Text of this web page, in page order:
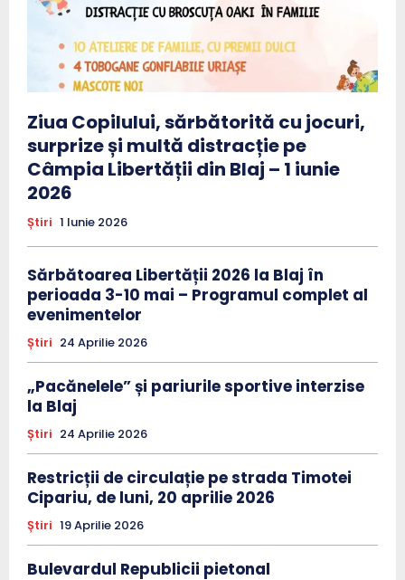
Ziua Copilului, sărbătorită cu jocuri,
surprize și multă distracție pe
Câmpia Libertății din Blaj – 1 iunie
2026
Știri 1 Iunie 2026
Sărbătoarea Libertății 2026 la Blaj în
perioada 3-10 mai – Programul complet al
evenimentelor
Știri 24 Aprilie 2026
„Pacănelele” și pariurile sportive interzise
la Blaj
Știri 24 Aprilie 2026
Restricții de circulație pe strada Timotei
Cipariu, de luni, 20 aprilie 2026
Știri 19 Aprilie 2026
Bulevardul Republicii pietonal